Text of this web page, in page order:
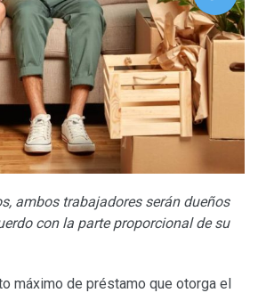
ambos trabajadores serán dueños
con la parte proporcional de su
máximo de préstamo que otorga el